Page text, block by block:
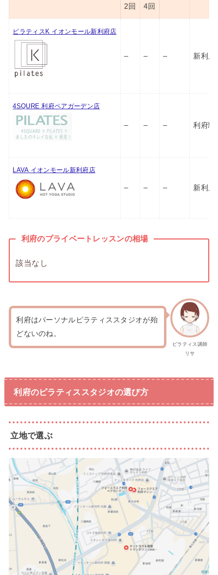
2回
4回
ピラティスK イオンモール新利府店
– – – 新利府
4SQURE 利府ペアガーデン店
– – – 利府駅
LAVA イオンモール新利府店
– – – 新利府
利府のプライベートレッスンの相場
該当なし
ピラティス講師
リサ
利府はパーソナルピラティススタジオが殆
どないのね。
利府のピラティススタジオの選び方
立地で選ぶ